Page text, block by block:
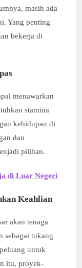
masih ada
Yang penting
bekerja di
menawarkan
stamina
kehidupan di
dan
pilihan.
di Luar Negeri
Keahlian
akan tenaga
sebagai tukang
untuk
itu, proyek-